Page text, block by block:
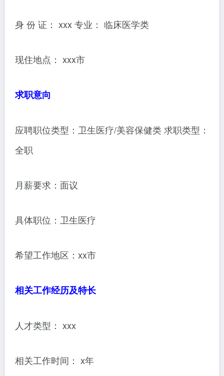
身 份 证： xxx 专业： 临床医学类
现住地点： xxx市
求职意向
应聘职位类型：卫生医疗/美容保健类 求职类型：
全职
月薪要求：面议
具体职位：卫生医疗
希望工作地区：xx市
相关工作经历及特长
人才类型： xxx
相关工作时间： x年